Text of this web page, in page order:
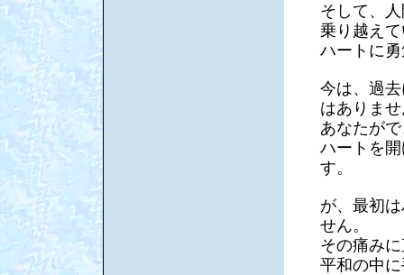
そして、
乗り越え
ハートに
今は、過
はありま
あなたが
ハートを
す。
が、最初
せん。
その痛み
平和の中